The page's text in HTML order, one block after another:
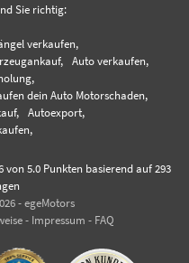
Sie richtig:
verkaufen,
Auto verkaufen,
dein Auto Motorschaden,
Autoexport,
von 5.0 Punkten basierend auf 293
- egeMotors
- Impressum - FAQ